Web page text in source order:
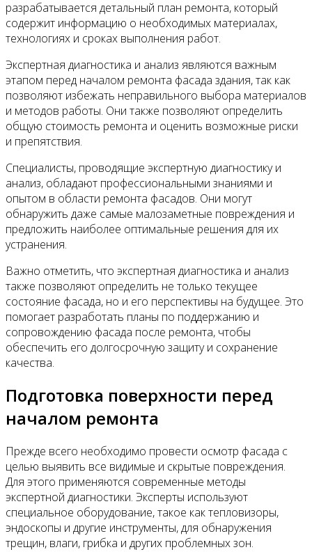
разрабатывается детальный план ремонта, который
содержит информацию о необходимых материалах,
технологиях и сроках выполнения работ.
Экспертная диагностика и анализ являются важным
этапом перед началом ремонта фасада здания, так как
позволяют избежать неправильного выбора материалов
и методов работы. Они также позволяют определить
общую стоимость ремонта и оценить возможные риски
и препятствия.
Специалисты, проводящие экспертную диагностику и
анализ, обладают профессиональными знаниями и
опытом в области ремонта фасадов. Они могут
обнаружить даже самые малозаметные повреждения и
предложить наиболее оптимальные решения для их
устранения.
Важно отметить, что экспертная диагностика и анализ
также позволяют определить не только текущее
состояние фасада, но и его перспективы на будущее. Это
помогает разработать планы по поддержанию и
сопровождению фасада после ремонта, чтобы
обеспечить его долгосрочную защиту и сохранение
качества.
Подготовка поверхности перед
началом ремонта
Прежде всего необходимо провести осмотр фасада с
целью выявить все видимые и скрытые повреждения.
Для этого применяются современные методы
экспертной диагностики. Эксперты используют
специальное оборудование, такое как тепловизоры,
эндоскопы и другие инструменты, для обнаружения
трещин, влаги, грибка и других проблемных зон.